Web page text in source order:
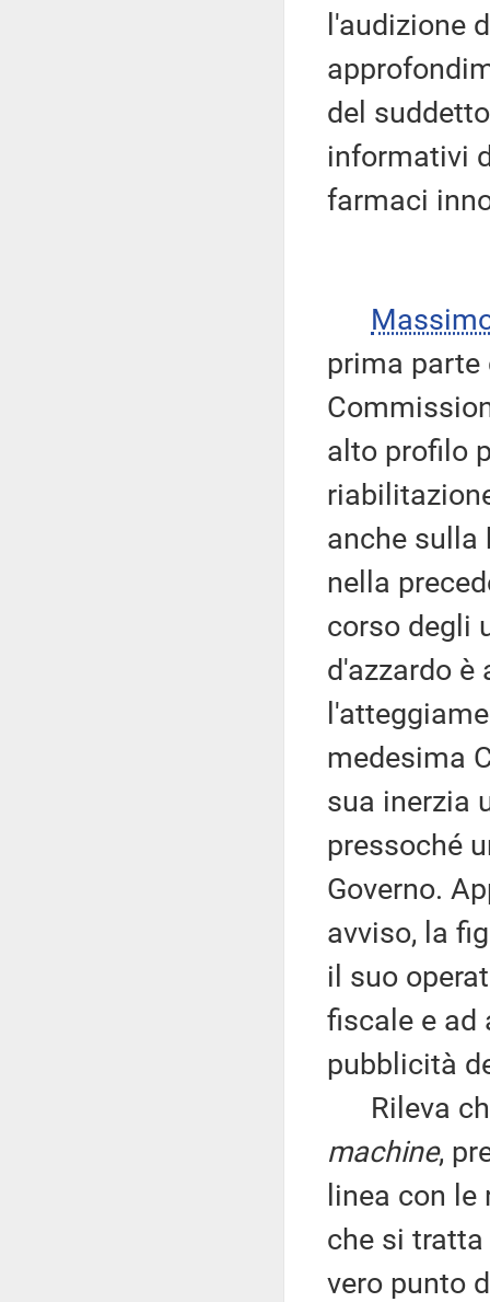
l'audizione
del
informativi
farmaci
prima parte
alto profilo
anche sulla
nella
corso degli
d'azzardo è
medesima
sua inerzia
pressoché
Governo.
avviso, la
il suo
fiscale e ad
pubblicità
Rileva
machine,
linea con
che si
vero punto